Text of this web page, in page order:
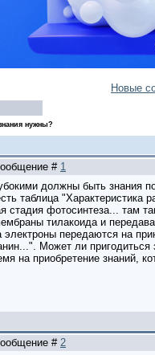
Новые
нужны?
# 1
должны быть
таблица "Характеристика
стадия фотосинтеза... там
тилакоида и
передаются на
Может ли пригодиться
на приобретение знаний,
#2